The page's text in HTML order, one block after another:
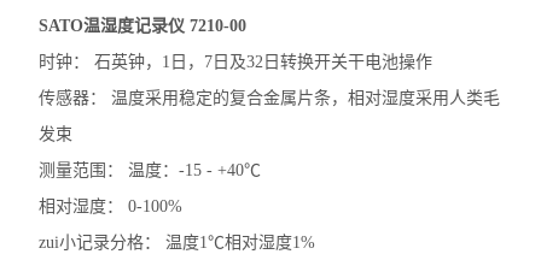
SATO温湿度记录仪 7210-00
时钟： 石英钟，1日，7日及32日转换开关干电池操作
传感器： 温度采用稳定的复合金属片条，相对湿度采用人类毛
发束
测量范围： 温度：-15 - +40℃
相对湿度： 0-100%
zui小记录分格： 温度1℃相对湿度1%